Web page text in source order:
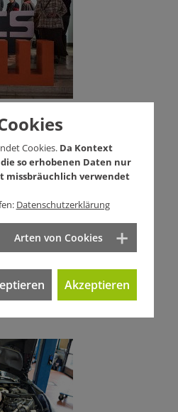
die schwäbische Hausfrau
– über das Mantra der
nur lachen. Im Kontext-
von Oskar
und wer nicht.
wirtschaft wider-
internal-link-n­ew-
Cookies. Da Kontext
so erhobenen Daten nur
missbräuchlich verwendet
Datenschutzerklärung
Arten von Cookies
Akzeptieren